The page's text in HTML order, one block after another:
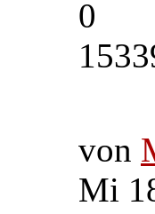
0
von
Mi